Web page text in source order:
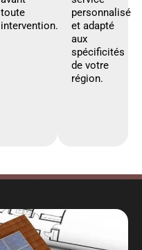
toute
intervention.
personnalisé
et adapté
aux
spécificités
de votre
région.